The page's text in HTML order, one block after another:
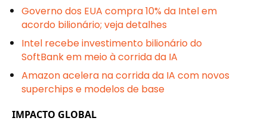
Governo dos EUA compra 10% da Intel em
acordo bilionário; veja detalhes
Intel recebe investimento bilionário do
SoftBank em meio à corrida da IA
Amazon acelera na corrida da IA com novos
superchips e modelos de base
IMPACTO GLOBAL